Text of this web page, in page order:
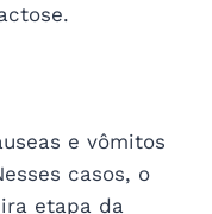
e vômitos
casos, o
etapa da